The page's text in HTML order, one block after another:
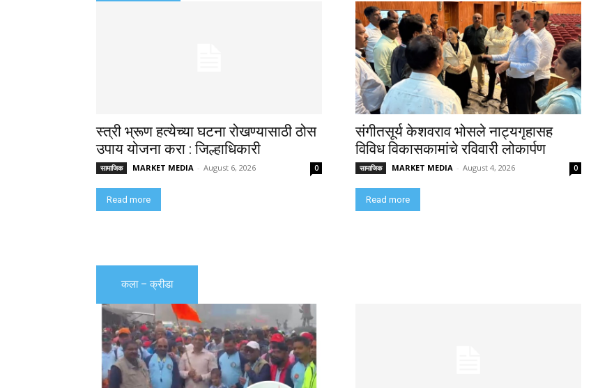
स्त्री भ्रूण हत्येच्या घटना रोखण्यासाठी ठोस
उपाय योजना करा : जिल्हाधिकारी
सामाजिक MARKET MEDIA - August 6, 2026 0
Read more
संगीतसूर्य केशवराव भोसले नाट्यगृहासह
विविध विकासकामांचे रविवारी लोकार्पण
सामाजिक MARKET MEDIA - August 4, 2026 0
Read more
कला – क्रीडा